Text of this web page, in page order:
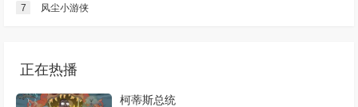
7 风尘小游侠
正在热播
柯蒂斯总统